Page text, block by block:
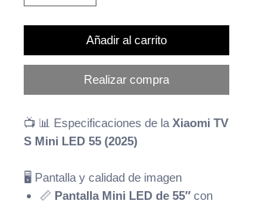
Añadir al carrito
Realizar compra
📺 📊 Especificaciones de la Xiaomi TV
S Mini LED 55 (2025)
🖥️ Pantalla y calidad de imagen
📏 Pantalla Mini LED de 55″ con